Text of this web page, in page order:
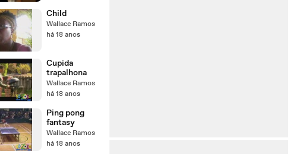
Child
Wallace Ramos
há 18 anos
Cupida
trapalhona
Wallace Ramos
há 18 anos
Ping pong
fantasy
Wallace Ramos
há 18 anos